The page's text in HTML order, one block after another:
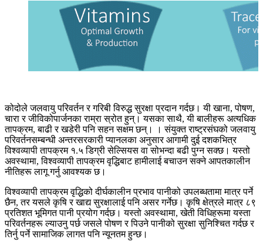
कोदोले जलवायु परिवर्तन र गरिबी विरुद्ध सुरक्षा प्रदान गर्दछ। यी खाना, पोषण,
चारा र जीविकोपार्जनका राम्रा स्रोत हुन्। यसका साथै, यी बालीहरू अत्यधिक
तापक्रम, बाढी र खडेरी पनि सहन सक्षम छन्। । संयुक्त राष्ट्रसंघको जलवायु
परिवर्तनसम्बन्धी अन्तरसरकारी प्यानलका अनुसार आगामी दुई दशकभित्र
विश्वव्यापी तापक्रम १.५ डिग्री सेल्सियस वा सोभन्दा बढी पुग्न सक्छ। यस्तो
अवस्थामा, विश्वव्यापी तापक्रम वृद्धिबाट हामीलाई बचाउन सक्ने आपतकालीन
नीतिहरू लागू गर्नु आवश्यक छ।
विश्वव्यापी तापक्रम वृद्धिको दीर्घकालीन प्रभाव पानीको उपलब्धतामा मात्र पर्ने
छैन, तर यसले कृषि र खाद्य सुरक्षालाई पनि असर गर्नेछ। कृषि क्षेत्रले मात्र ८९
प्रतिशत भूमिगत पानी प्रयोग गर्दछ। यस्तो अवस्थामा, खेती विधिहरूमा यस्ता
परिवर्तनहरू ल्याउनु पर्छ जसले पोषण र पिउने पानीको सुरक्षा सुनिश्चित गर्दछ र
तिर्नु पर्ने सामाजिक लागत पनि न्यूनतम हुन्छ।